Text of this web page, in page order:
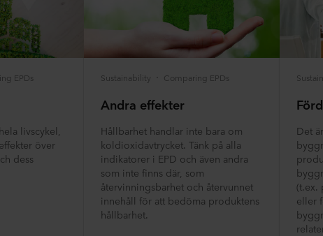
EPDs
livscykel,
över
dess
Sustainability Comparing EPDs
Andra effekter
Hållbarhet handlar inte bara om
koldioxidavtrycket. Tänk på alla
indikatorer i EPD och även andra
som inte finns där, som
återvinningsbarhet och återvunnet
innehåll för att bedöma produktens
hållbarhet.
Det
(t.ex.
eller